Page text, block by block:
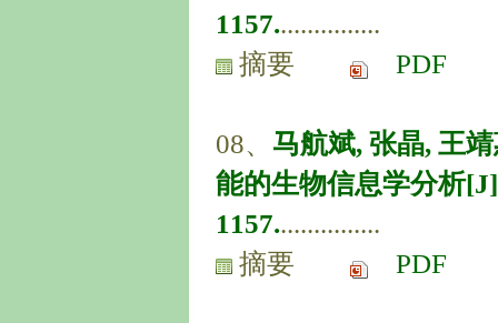
1157................
摘要
PDF
08、 马航斌, 张晶, 王
能的生物信息学分析
1157................
摘要
PDF